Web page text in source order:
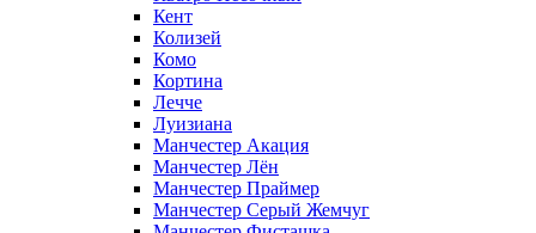
Кент
Колизей
Комо
Кортина
Лечче
Луизиана
Манчестер Акация
Манчестер Лён
Манчестер Праймер
Манчестер Серый Жемчуг